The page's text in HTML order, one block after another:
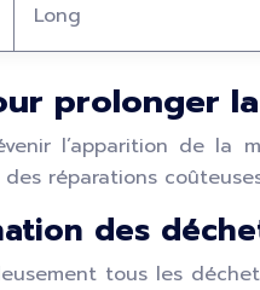
Long
prolonger
l’apparition de la
réparations
des
tous les